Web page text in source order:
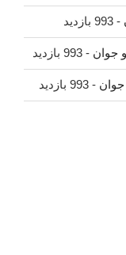
- 993 بازدید
جوان - 993 بازدید
جوان - 993 بازدید